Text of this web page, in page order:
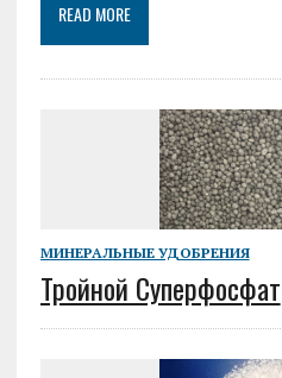
READ MORE
МИНЕРАЛЬНЫЕ УДОБРЕНИЯ
Тройной Суперфосфат